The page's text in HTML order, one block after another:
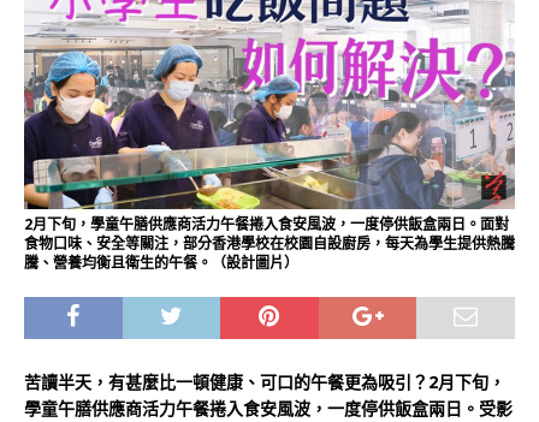
2月下旬，學童午膳供應商活力午餐捲入食安風波，一度停供飯盒兩日。面對
食物口味、安全等關注，部分香港學校在校園自設廚房，每天為學生提供熱騰
騰、營養均衡且衛生的午餐。（設計圖片）
苦讀半天，有甚麼比一頓健康、可口的午餐更為吸引？ 2月下旬，
學童午膳供應商活力午餐捲入食安風波，一度停供飯盒兩日。受影